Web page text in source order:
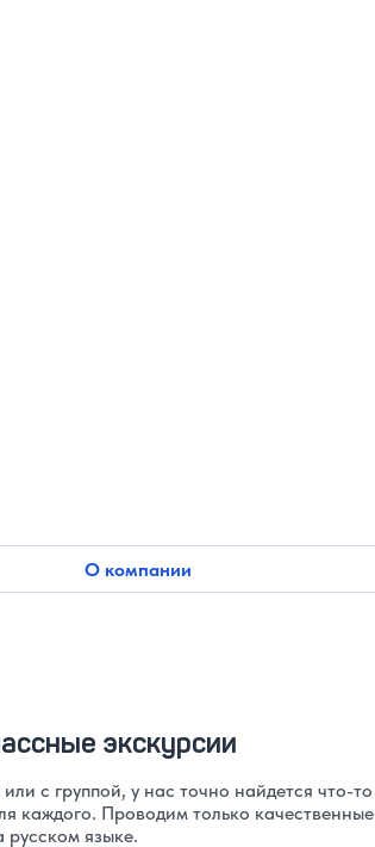
О компании
экскурсии
с группой, у нас точно найдется что-то
каждого. Проводим только качественные
русском языке.